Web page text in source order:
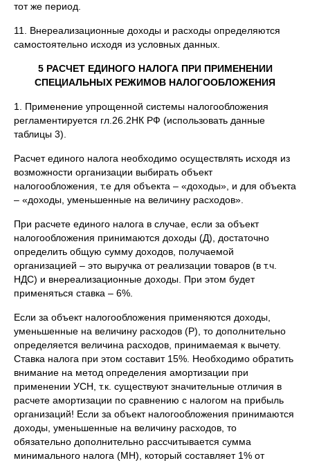
тот же период.
11. Внереализационные доходы и расходы определяются
самостоятельно исходя из условных данных.
5 РАСЧЕТ ЕДИНОГО НАЛОГА ПРИ ПРИМЕНЕНИИ
СПЕЦИАЛЬНЫХ РЕЖИМОВ НАЛОГООБЛОЖЕНИЯ
1. Применение упрощенной системы налогообложения
регламентируется гл.26.2НК РФ (использовать данные
таблицы 3).
Расчет единого налога необходимо осуществлять исходя из
возможности организации выбирать объект
налогообложения, т.е для объекта – «доходы», и для объекта
– «доходы, уменьшенные на величину расходов».
При расчете единого налога в случае, если за объект
налогообложения принимаются доходы (Д), достаточно
определить общую сумму доходов, получаемой
организацией – это выручка от реализации товаров (в т.ч.
НДС) и внереализационные доходы. При этом будет
применяться ставка – 6%.
Если за объект налогообложения применяются доходы,
уменьшенные на величину расходов (Р), то дополнительно
определяется величина расходов, принимаемая к вычету.
Ставка налога при этом составит 15%. Необходимо обратить
внимание на метод определения амортизации при
применении УСН, т.к. существуют значительные отличия в
расчете амортизации по сравнению с налогом на прибыль
организаций! Если за объект налогообложения принимаются
доходы, уменьшенные на величину расходов, то
обязательно дополнительно рассчитывается сумма
минимального налога (МН), который составляет 1% от